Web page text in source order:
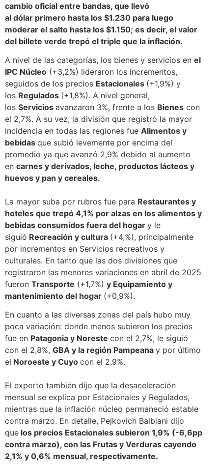
cambio oficial entre bandas, que llevó
al dólar primero hasta los $1.230 para luego
moderar el salto hasta los $1.150; es decir, el valor
del billete verde trepó el triple que la inflación.
A nivel de las categorías, los bienes y servicios en el
IPC Núcleo (+3,2%) lideraron los incrementos,
seguidos de los precios Estacionales (+1,9%) y
los Regulados (+1,8%). A nivel general,
los Servicios avanzaron 3%, frente a los Bienes con
el 2,7%. A su vez, la división que registró la mayor
incidencia en todas las regiones fue Alimentos y
bebidas que subió levemente por encima del
promedio ya que avanzó 2,9% debido al aumento
en carnes y derivados, leche, productos lácteos y
huevos y pan y cereales.
La mayor suba por rubros fue para Restaurantes y
hoteles que trepó 4,1% por alzas en los alimentos y
bebidas consumidos fuera del hogar y le
siguió Recreación y cultura (+4,%), principalmente
por incrementos en Servicios recreativos y
culturales. En tanto que las dos divisiones que
registraron las menores variaciones en abril de 2025
fueron Transporte (+1,7%) y Equipamiento y
mantenimiento del hogar (+0,9%).
En cuanto a las diversas zonas del país hubo muy
poca variación: donde menos subieron los precios
fue en Patagonia y Noreste con el 2,7%, le siguió
con el 2,8%, GBA y la región Pampeana y por último
el Noroeste y Cuyo con el 2,9%.
El experto también dijo que la desaceleración
mensual se explica por Estacionales y Regulados,
mientras que la inflación núcleo permaneció estable
contra marzo. En detalle, Pejkovich Balbiani dijo
que los precios Estacionales subieron 1,9% (-6,6pp
contra marzo), con las Frutas y Verduras cayendo
2,1% y 0,6% mensual, respectivamente.